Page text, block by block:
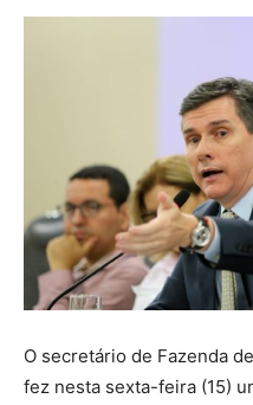
O secretário de Fazenda
fez nesta sexta-feira (15)